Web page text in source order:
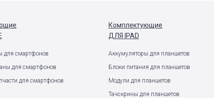
для смартфонов
для смартфонов
для смартфонов
Комплектующие
ДЛЯ IPAD
Аккумуляторы для планшетов
Блоки питания для планшетов
Модули для планшетов
Тачскрины для планшетов